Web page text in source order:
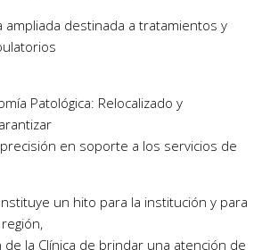
ampliada destinada a tratamientos y
Patológica: Relocalizado y
en soporte a los servicios de
un hito para la institución y para
la Clínica de brindar una atención de